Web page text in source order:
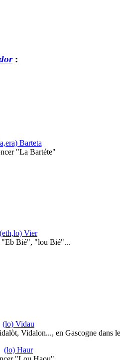
:
Barteta
"La Bartéte"
(eth,lo) Vier
"Eb Bié", "lou Bié"...
(lo) Vidau
Vidalon..., en Gascogne dans
(lo) Haur